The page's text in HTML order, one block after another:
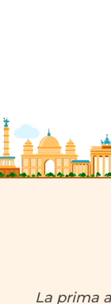
La prima